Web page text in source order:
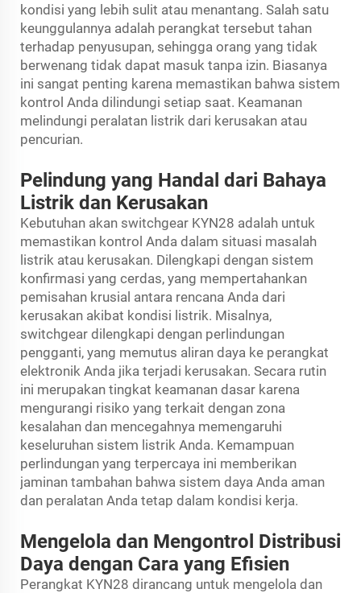
kondisi yang lebih sulit atau menantang. Salah satu
keunggulannya adalah perangkat tersebut tahan
terhadap penyusupan, sehingga orang yang tidak
berwenang tidak dapat masuk tanpa izin. Biasanya
ini sangat penting karena memastikan bahwa sistem
kontrol Anda dilindungi setiap saat. Keamanan
melindungi peralatan listrik dari kerusakan atau
pencurian.
Pelindung yang Handal dari Bahaya
Listrik dan Kerusakan
Kebutuhan akan switchgear KYN28 adalah untuk
memastikan kontrol Anda dalam situasi masalah
listrik atau kerusakan. Dilengkapi dengan sistem
konfirmasi yang cerdas, yang mempertahankan
pemisahan krusial antara rencana Anda dari
kerusakan akibat kondisi listrik. Misalnya,
switchgear dilengkapi dengan perlindungan
pengganti, yang memutus aliran daya ke perangkat
elektronik Anda jika terjadi kerusakan. Secara rutin
ini merupakan tingkat keamanan dasar karena
mengurangi risiko yang terkait dengan zona
kesalahan dan mencegahnya memengaruhi
keseluruhan sistem listrik Anda. Kemampuan
perlindungan yang terpercaya ini memberikan
jaminan tambahan bahwa sistem daya Anda aman
dan peralatan Anda tetap dalam kondisi kerja.
Mengelola dan Mengontrol Distribusi
Daya dengan Cara yang Efisien
Perangkat KYN28 dirancang untuk mengelola dan